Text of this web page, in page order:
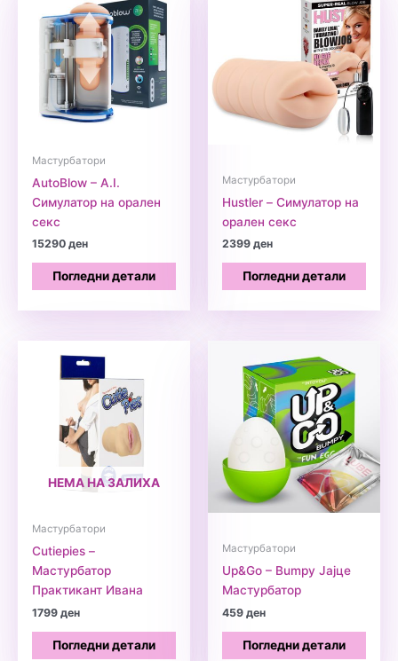
Мастурбатори
AutoBlow – A.I.
Симулатор на орален
секс
15290ден
Погледни детали
Мастурбатори
Hustler – Симулатор на
орален секс
2399ден
Погледни детали
НЕМА НА ЗАЛИХА
Мастурбатори
Cutiepies –
Мастурбатор
Практикант Ивана
1799ден
Погледни детали
Мастурбатори
Up&Go – Bumpy Јајце
Мастурбатор
459ден
Погледни детали